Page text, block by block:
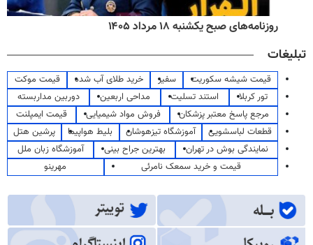
روزنامه‌های صبح یکشنبه ۱۸ مرداد ۱۴۰۵
تبلیغات
قیمت شیشه سکوریت سفیر خرید طلای آب شده
قیمت موکت
تور کربلا
استند تسلیت مداحی اربعین
دوربین مداربسته
مرجع پاسخ معتبر پزشکان
فروش مواد شیمیایی
قیمت ایمپلنت
قطعات لباسشویی
آموزشگاه تیزهوشان بلیط هواپیما
پرشین هتل
نمایندگی بوش در تهران
بهترین جراح بینی
آموزشگاه زبان ملل
قیمت و خرید سمعک نامرئی
مهرینو